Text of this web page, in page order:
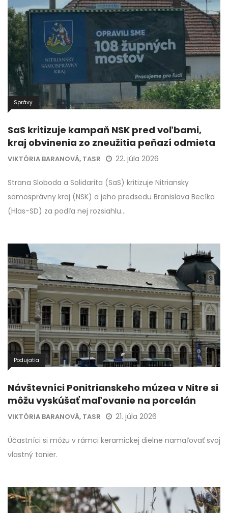
Správy
SaS kritizuje kampaň NSK pred voľbami,
kraj obvinenia zo zneužitia peňazí odmieta
VIKTÓRIA BARANOVÁ, TASR 22. júla 2026
Strana Sloboda a Solidarita (SaS) kritizuje Nitriansky
samosprávny kraj (NSK) a jeho predsedu Branislava Becíka
(Hlas-SD) za podľa nej rozsiahlu…
Podujatia
Návštevníci Ponitrianskeho múzea v Nitre si
môžu vyskúšať maľovanie na porcelán
VIKTÓRIA BARANOVÁ, TASR 21. júla 2026
Účastníci si môžu v rámci keramickej dielne namaľovať svoj
vlastný tanier.